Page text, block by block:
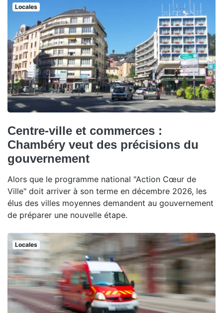
Locales
Centre-ville et commerces :
Chambéry veut des précisions du
gouvernement
Alors que le programme national "Action Cœur de
Ville" doit arriver à son terme en décembre 2026, les
élus des villes moyennes demandent au gouvernement
de préparer une nouvelle étape.
Locales